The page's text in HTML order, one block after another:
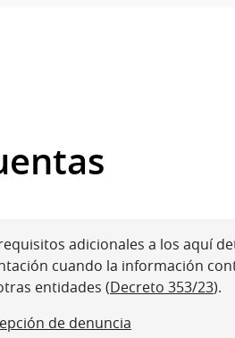
adicionales a los aquí
cuando la información
entidades (Decreto 353/23).
de denuncia